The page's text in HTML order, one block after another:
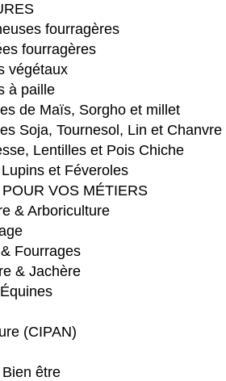
fourragères
fourragères
végétaux
à paille
de Maïs, Sorgho et millet
Soja, Tournesol, Lin et Chanvre
Lentilles et Pois Chiche
et Féveroles
VOS MÉTIERS
& Arboriculture
Fourrages
& Jachère
(CIPAN)
être